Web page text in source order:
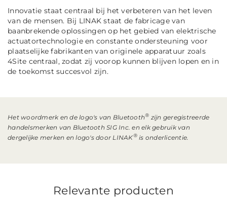
Innovatie staat centraal bij het verbeteren van het leven
van de mensen. Bij LINAK staat de fabricage van
baanbrekende oplossingen op het gebied van elektrische
actuatortechnologie en constante ondersteuning voor
plaatselijke fabrikanten van originele apparatuur zoals
4Site centraal, zodat zij voorop kunnen blijven lopen en in
de toekomst succesvol zijn.
Het woordmerk en de logo's van Bluetooth® zijn geregistreerde
handelsmerken van Bluetooth SIG Inc. en elk gebruik van
dergelijke merken en logo's door LINAK®is onderlicentie.
Relevante producten